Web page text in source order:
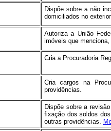
Dispõe sobre a não
domiciliados no
Autoriza a União
imóveis que
Cria a Procuradoria
Cria cargos na
providências.
Dispõe sobre a
fixação dos soldos
outras providências.